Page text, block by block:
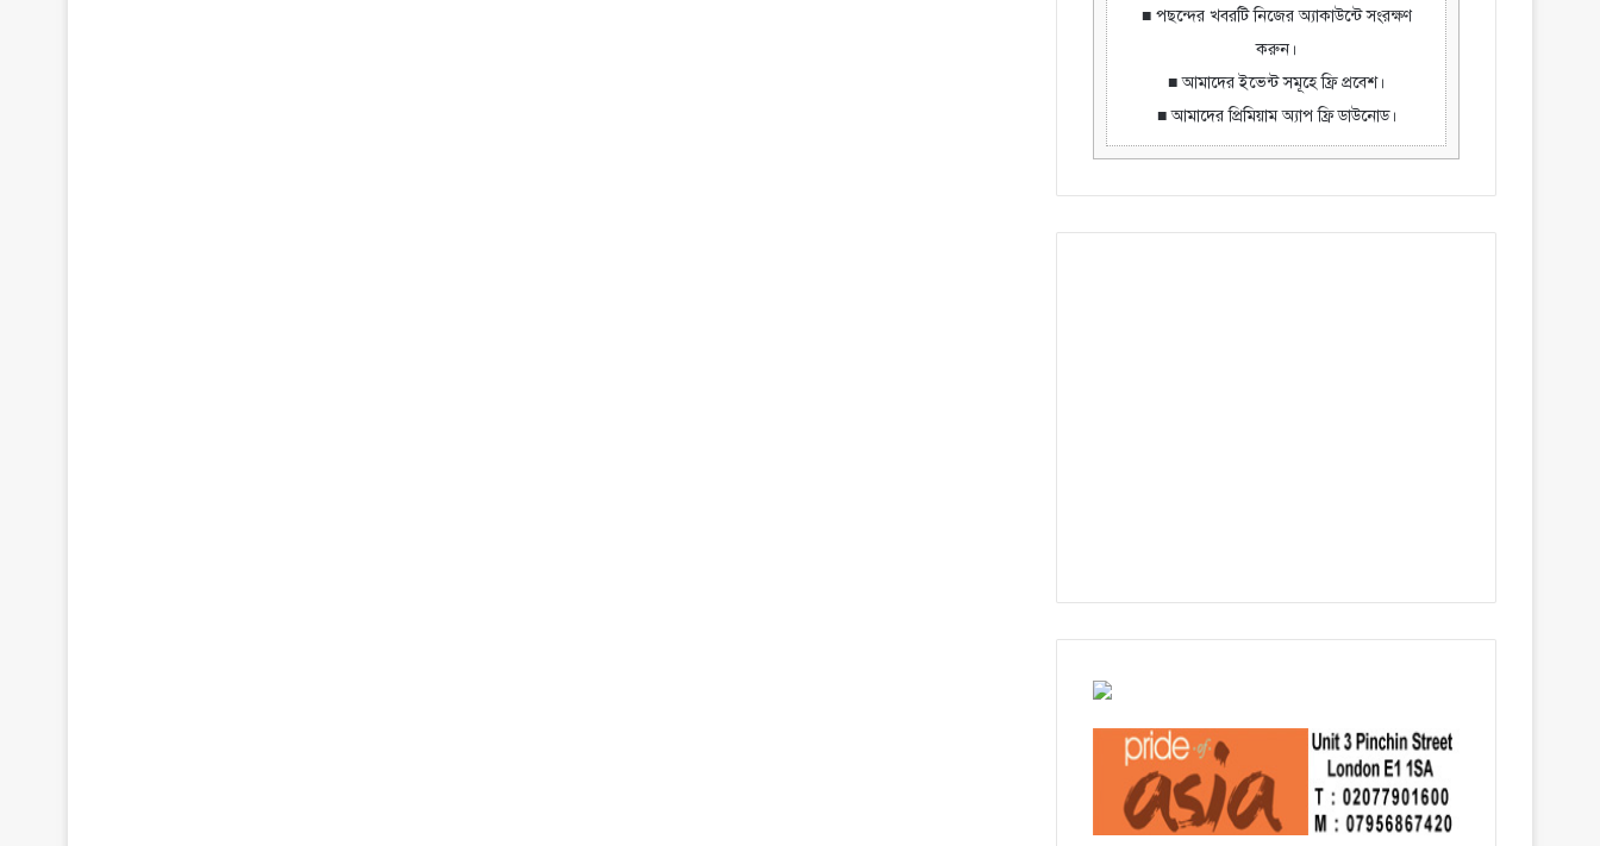
■ পছন্দের খবরটি নিজের অ্যাকাউন্টে সংরক্ষণ
করুন।
■ আমাদের ইভেন্ট সমূহে ফ্রি প্রবেশ।
■ আমাদের প্রিমিয়াম অ্যাপ ফ্রি ডাউনোড।